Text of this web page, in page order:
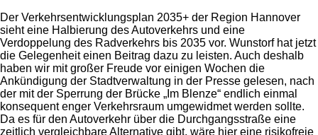
Der Verkehrsentwicklungsplan 2035+ der Region Hannover
sieht eine Halbierung des Autoverkehrs und eine
Verdoppelung des Radverkehrs bis 2035 vor. Wunstorf hat jetzt
die Gelegenheit einen Beitrag dazu zu leisten. Auch deshalb
haben wir mit großer Freude vor einigen Wochen die
Ankündigung der Stadtverwaltung in der Presse gelesen, nach
der mit der Sperrung der Brücke „Im Blenze“ endlich einmal
konsequent enger Verkehrsraum umgewidmet werden sollte.
Da es für den Autoverkehr über die Durchgangsstraße eine
zeitlich vergleichbare Alternative gibt, wäre hier eine risikofreie